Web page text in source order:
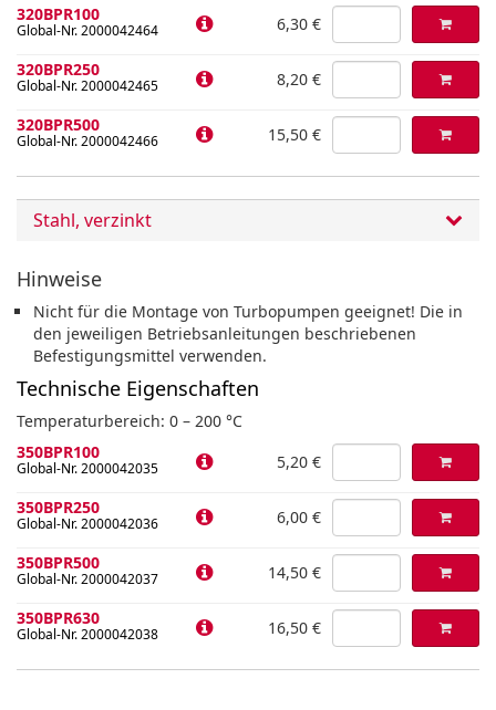
320BPR100
Global-Nr. 2000042464 6,30 €
320BPR250
Global-Nr. 2000042465 8,20 €
320BPR500
Global-Nr. 2000042466 15,50 €
Stahl, verzinkt
Hinweise
Nicht für die Montage von Turbopumpen geeignet! Die in
den jeweiligen Betriebsanleitungen beschriebenen
Befestigungsmittel verwenden.
Technische Eigenschaften
Temperaturbereich: 0 – 200 °C
350BPR100
Global-Nr. 2000042035 5,20 €
350BPR250
Global-Nr. 2000042036 6,00 €
350BPR500
Global-Nr. 2000042037 14,50 €
350BPR630
Global-Nr. 2000042038 16,50 €